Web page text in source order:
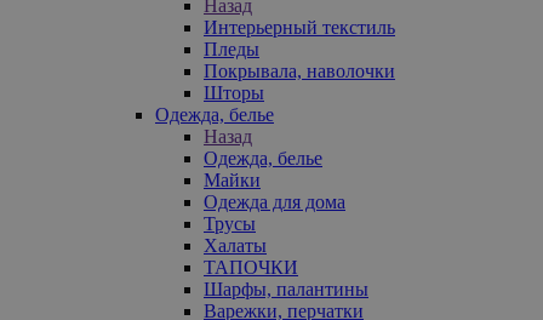
Назад
Интерьерный текстиль
Пледы
Покрывала, наволочки
Шторы
Одежда, белье
Назад
Одежда, белье
Майки
Одежда для дома
Трусы
Халаты
ТАПОЧКИ
Шарфы, палантины
Варежки, перчатки